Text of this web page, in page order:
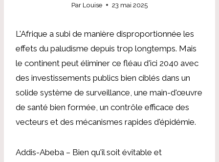
Par Louise 23 mai 2025
L'Afrique a subi de manière disproportionnée les
effets du paludisme depuis trop longtemps. Mais
le continent peut éliminer ce fléau d'ici 2040 avec
des investissements publics bien ciblés dans un
solide système de surveillance, une main-d'œuvre
de santé bien formée, un contrôle efficace des
vecteurs et des mécanismes rapides d'épidémie.
Addis-Abeba – Bien qu'il soit évitable et